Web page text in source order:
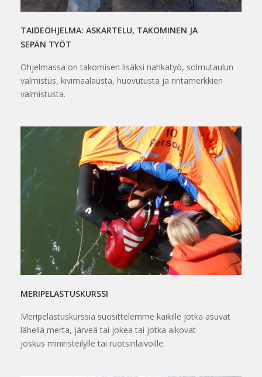
TAIDEOHJELMA: ASKARTELU, TAKOMINEN JA
SEPÄN TYÖT
Ohjelmassa on takomisen lisäksi nahkatyö, solmutaulun
valmistus, kivimaalausta, huovutusta ja rintamerkkien
valmistusta.
MERIPELASTUSKURSSI
Meripelastuskurssia suosittelemme kaikille jotka asuvat
lähellä merta, järveä tai jokea tai jotka aikovat
joskus miniristeilylle tai ruotsinlaivoille.